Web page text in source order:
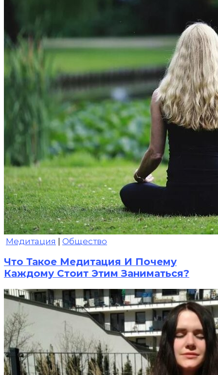
Медитация Общество
Что Такое Медитация И Почему
Каждому Стоит Этим Заниматься?